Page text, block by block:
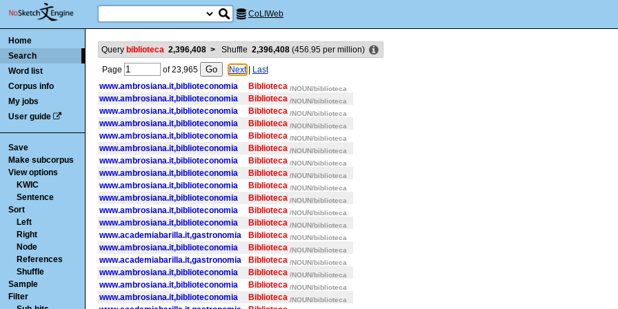
CoLIWeb
Home
Search
Word list
Corpus info
My jobs
User guide
Save
Make subcorpus
View options
KWIC
Sentence
Sort
Left
Right
Node
References
Shuffle
Sample
Filter
Query biblioteca 2,396,408 > Shuffle 2,396,408(456.95per million)
Page of23,965 Next|
Last
www.ambrosiana.it,biblioteconomia
Biblioteca /NOUN/biblioteca
www.ambrosiana.it,biblioteconomia Biblioteca /NOUN/biblioteca
www.ambrosiana.it,biblioteconomia Biblioteca /NOUN/biblioteca
www.ambrosiana.it,biblioteconomia Biblioteca /NOUN/biblioteca
www.ambrosiana.it,biblioteconomia Biblioteca /NOUN/biblioteca
www.ambrosiana.it,biblioteconomia Biblioteca /NOUN/biblioteca
www.ambrosiana.it,biblioteconomia Biblioteca /NOUN/biblioteca
www.ambrosiana.it,biblioteconomia Biblioteca /NOUN/biblioteca
www.ambrosiana.it,biblioteconomia Biblioteca /NOUN/biblioteca
www.ambrosiana.it,biblioteconomia Biblioteca /NOUN/biblioteca
www.ambrosiana.it,biblioteconomia Biblioteca /NOUN/biblioteca
www.ambrosiana.it,biblioteconomia Biblioteca /NOUN/biblioteca
www.academiabarilla.it,gastronomia Biblioteca /NOUN/biblioteca
www.ambrosiana.it,biblioteconomia Biblioteca /NOUN/biblioteca
www.academiabarilla.it,gastronomia Biblioteca /NOUN/biblioteca
www.ambrosiana.it,biblioteconomia Biblioteca /NOUN/biblioteca
www.ambrosiana.it,biblioteconomia Biblioteca /NOUN/biblioteca
www.ambrosiana.it,biblioteconomia Biblioteca /NOUN/biblioteca